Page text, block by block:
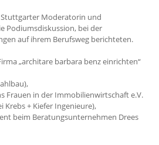
Stuttgarter Moderatorin und
Podiumsdiskussion, bei der
auf ihrem Berufsweg berichteten.
„architare barbara benz einrichten“
Frauen in der Immobilienwirtschaft e.V.
+ Kiefer Ingenieure),
beim Beratungsunternehmen Drees